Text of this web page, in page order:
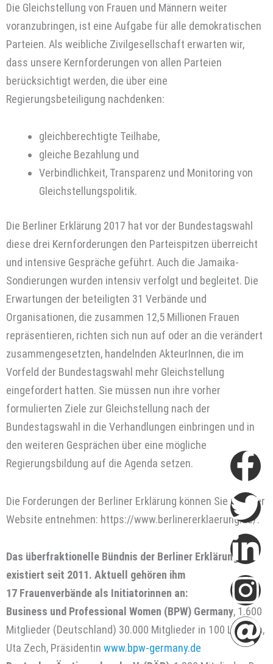
Die Gleichstellung von Frauen und Männern weiter
voranzubringen, ist eine Aufgabe für alle demokratischen
Parteien. Als weibliche Zivilgesellschaft erwarten wir,
dass unsere Kernforderungen von allen Parteien
berücksichtigt werden, die über eine
Regierungsbeteiligung nachdenken:
gleichberechtigte Teilhabe,
gleiche Bezahlung und
Verbindlichkeit, Transparenz und Monitoring von
Gleichstellungspolitik.
Die Berliner Erklärung 2017 hat vor der Bundestagswahl
diese drei Kernforderungen den Parteispitzen überreicht
und intensive Gespräche geführt. Auch die Jamaika-
Sondierungen wurden intensiv verfolgt und begleitet. Die
Erwartungen der beteiligten 31 Verbände und
Organisationen, die zusammen 12,5 Millionen Frauen
repräsentieren, richten sich nun auf oder an die verändert
zusammengesetzten, handelnden AkteurInnen, die im
Vorfeld der Bundestagswahl mehr Gleichstellung
eingefordert hatten. Sie müssen nun ihre vorher
formulierten Ziele zur Gleichstellung nach der
Bundestagswahl in die Verhandlungen einbringen und in
den weiteren Gesprächen über eine mögliche
Regierungsbildung auf die Agenda setzen.
Die Forderungen der Berliner Erklärung können Sie unserer
Website entnehmen: https://www.berlinererklaerung.de/.
Das überfraktionelle Bündnis der Berliner Erklärung
existiert seit 2011. Aktuell gehören ihm
17 Frauenverbände als Initiatorinnen an:
Business und Professional Women (BPW) Germany, 1.600
Mitglieder (Deutschland) 30.000 Mitglieder in 100 Ländern,
Uta Zech, Präsidentin www.bpw-germany.de
f
in
At